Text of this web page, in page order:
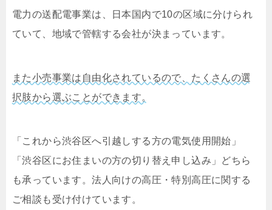
電力の送配電事業は、日本国内で10の区域に分けられ
ていて、地域で管轄する会社が決まっています。
また小売事業は自由化されているので、たくさんの選
択肢から選ぶことができます。
「これから渋谷区へ引越しする方の電気使用開始」
「渋谷区にお住まいの方の切り替え申し込み」どちら
も承っています。法人向けの高圧・特別高圧に関する
ご相談も受け付けています。